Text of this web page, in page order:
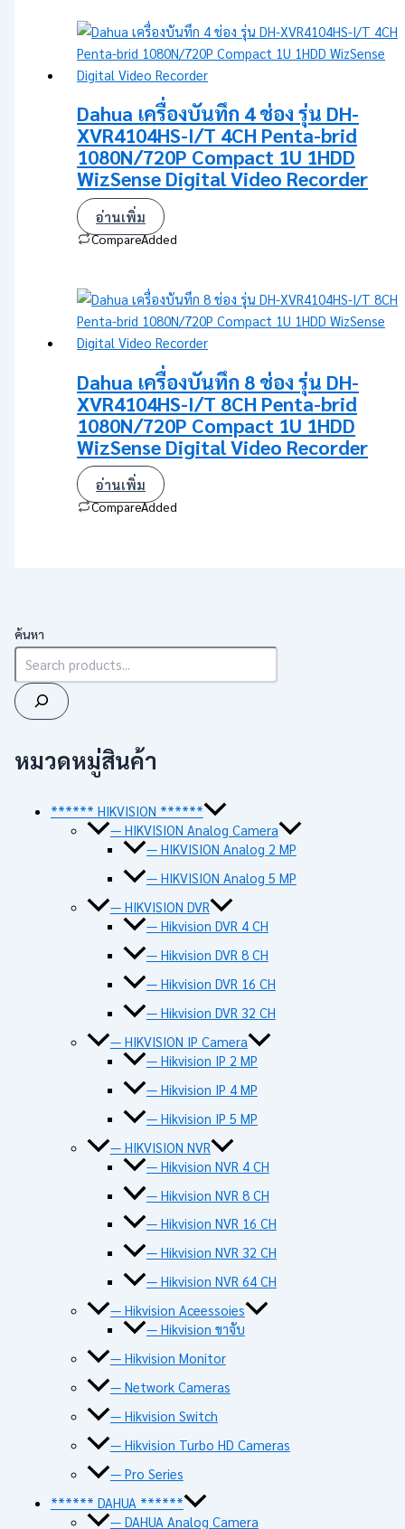
ค้นหา
หมวดหมู่สินค้า
****** HIKVISION ******
— HIKVISION Analog Camera
— HIKVISION Analog 2 MP
— HIKVISION Analog 5 MP
— HIKVISION DVR
— Hikvision DVR 4 CH
— Hikvision DVR 8 CH
— Hikvision DVR 16 CH
— Hikvision DVR 32 CH
— HIKVISION IP Camera
— Hikvision IP 2 MP
— Hikvision IP 4 MP
— Hikvision IP 5 MP
— HIKVISION NVR
— Hikvision NVR 4 CH
— Hikvision NVR 8 CH
— Hikvision NVR 16 CH
— Hikvision NVR 32 CH
— Hikvision NVR 64 CH
— Hikvision Aceessoies
— Hikvision ขาจับ
— Hikvision Monitor
— Network Cameras
— Hikvision Switch
— Hikvision Turbo HD Cameras
— Pro Series
****** DAHUA ******
— DAHUA Analog Camera
Dahua เครื่องบันทึก 4 ช่อง รุ่น DH-
XVR4104HS-I/T 4CH Penta-brid
1080N/720P Compact 1U 1HDD
WizSense Digital Video Recorder
อ่านเพิ่ม
CompareAdded
Dahua เครื่องบันทึก 8 ช่อง รุ่น DH-
XVR4104HS-I/T 8CH Penta-brid
1080N/720P Compact 1U 1HDD
WizSense Digital Video Recorder
อ่านเพิ่ม
CompareAdded